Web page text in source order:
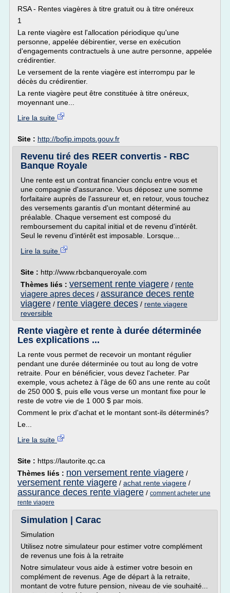
RSA - Rentes viagères à titre gratuit ou à titre onéreux
1
La rente viagère est l'allocation périodique qu'une
personne, appelée débirentier, verse en exécution
d'engagements contractuels à une autre personne, appelée
crédirentier.
Le versement de la rente viagère est interrompu par le
décès du crédirentier.
La rente viagère peut être constituée à titre onéreux,
moyennant une...
Lire la suite
Site : http://bofip.impots.gouv.fr
Revenu tiré des REER convertis - RBC
Banque Royale
Une rente est un contrat financier conclu entre vous et
une compagnie d'assurance. Vous déposez une somme
forfaitaire auprès de l'assureur et, en retour, vous touchez
des versements garantis d'un montant déterminé au
préalable. Chaque versement est composé du
remboursement du capital initial et de revenu d'intérêt.
Seul le revenu d'intérêt est imposable. Lorsque...
Lire la suite
Site : http://www.rbcbanqueroyale.com
Thèmes liés : versement rente viagere / rente
viagere apres deces / assurance deces rente
viagere / rente viagere deces / rente viagere
reversible
Rente viagère et rente à durée déterminée
Les explications ...
La rente vous permet de recevoir un montant régulier
pendant une durée déterminée ou tout au long de votre
retraite. Pour en bénéficier, vous devez l'acheter. Par
exemple, vous achetez à l'âge de 60 ans une rente au coût
de 250 000 $, puis elle vous verse un montant fixe pour le
reste de votre vie de 1 000 $ par mois.
Comment le prix d'achat et le montant sont-ils déterminés?
Le...
Lire la suite
Site : https://lautorite.qc.ca
Thèmes liés : non versement rente viagere /
versement rente viagere / achat rente viagere /
assurance deces rente viagere / comment acheter une
rente viagere
Simulation | Carac
Simulation
Utilisez notre simulateur pour estimer votre complément
de revenus une fois à la retraite
Notre simulateur vous aide à estimer votre besoin en
complément de revenus. Age de départ à la retraite,
montant de votre future pension, niveau de vie souhaité...